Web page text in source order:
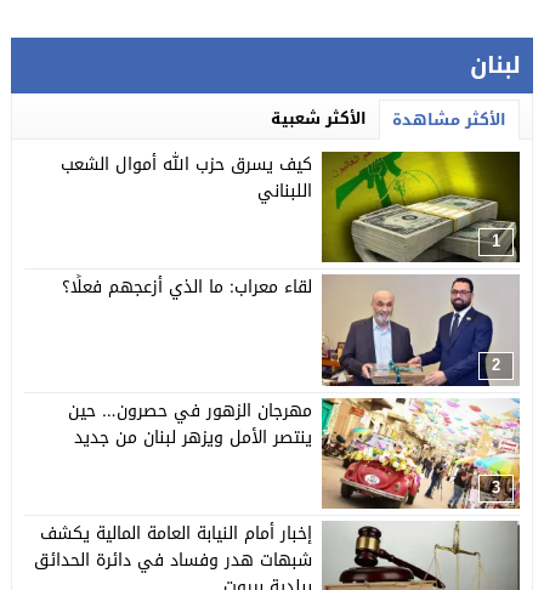
لبنان
الأكثر مشاهدة الأكثر شعبية
1
كيف يسرق حزب الله أموال الشعب
اللبناني
2
لقاء معراب: ما الذي أزعجهم فعلًا؟
3
مهرجان الزهور في حصرون… حين
ينتصر الأمل ويزهر لبنان من جديد
إخبار أمام النيابة العامة المالية يكشف
شبهات هدر وفساد في دائرة الحدائق